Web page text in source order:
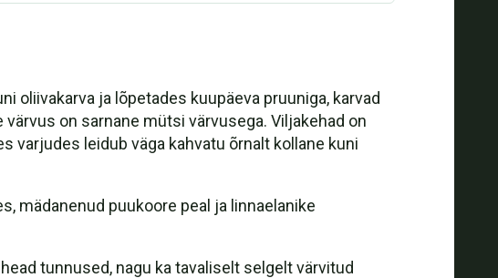
oliivakarva ja lõpetades kuupäeva pruuniga, karvad
on sarnane mütsi värvusega. Viljakehad on
varjudes leidub väga kahvatu õrnalt kollane kuni
mädanenud puukoore peal ja linnaelanike
tunnused, nagu ka tavaliselt selgelt värvitud